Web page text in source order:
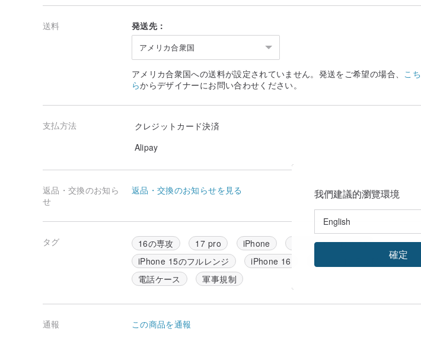
送料 発送先：
アメリカ合衆国
アメリカ合衆国への送料が設定されていません。発送をご希望の場合、 こち
らからデザイナーにお問い合わせください。
支払方法
クレジットカード決済
Alipay
返品・交換のお知ら
せ
返品・交換のお知らせを見る
タグ 16の専攻 17 pro iPhone
iPhone 15 Pro Max
iPhone 15のフルレンジ
iPhone 16
電話ケース
軍事規制
通報 この商品を通報
我們建議的瀏覽環境
確定